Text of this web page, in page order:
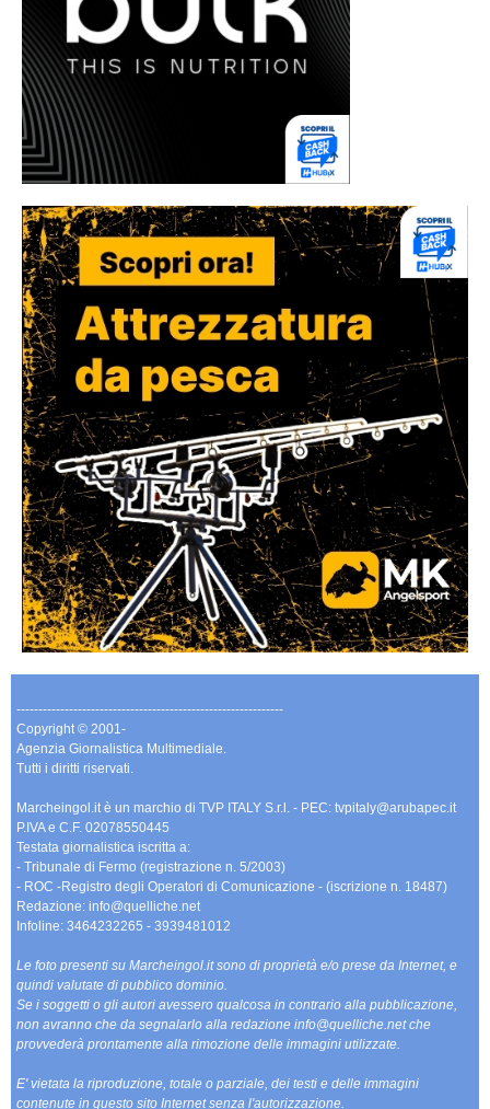
-------------------------------------------------------------
Copyright © 2001-
Agenzia Giornalistica Multimediale.
Tutti i diritti riservati.
Marcheingol.it è un marchio di TVP ITALY S.r.l. - PEC: tvpitaly@arubapec.it
P.IVA e C.F. 02078550445
Testata giornalistica iscritta a:
- Tribunale di Fermo (registrazione n. 5/2003)
- ROC -Registro degli Operatori di Comunicazione - (iscrizione n. 18487)
Redazione: info@quelliche.net
Infoline: 3464232265 - 3939481012
Le foto presenti su Marcheingol.it sono di proprietà e/o prese da Internet, e
quindi valutate di pubblico dominio.
Se i soggetti o gli autori avessero qualcosa in contrario alla pubblicazione,
non avranno che da segnalarlo alla redazione info@quelliche.net che
provvederà prontamente alla rimozione delle immagini utilizzate.
E' vietata la riproduzione, totale o parziale, dei testi e delle immagini
contenute in questo sito Internet senza l'autorizzazione.